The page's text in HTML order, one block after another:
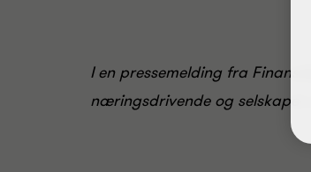
I en pressemelding fra
næringsdrivende og selskaper